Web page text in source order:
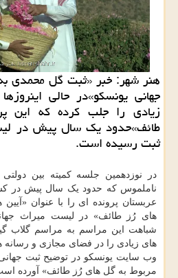
هنر شهر: خبر «ثبت گل محمدی
جهانی یونسکو»در حالی
زیادی را جلب کرده که این
طائف»حدود یک سال پیش در
ثبت رسیده است.
در نوزدهمین جلسه کمیته بین
ناملموس که حدود یک سال پیش در
عربستان پرونده ای را با عنوان
های رُز طائف» در لیست میراث
شباهت این مراسم به مراسم گلاب
های زیادی را در فضای مجازی و رسانه
وب سایت یونسکو در توضیح ثبت
مربوط به گل های رُز طائف» آورده